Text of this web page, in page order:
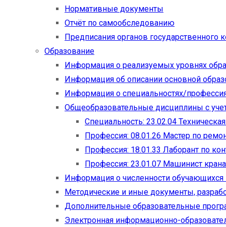
Нормативные документы
Отчёт по самообследованию
Предписания органов государственного
Образование
Информация о реализуемых уровнях
Информация об описании основной
Информация о специальностях/
Общеобразовательные дисциплины с
Специальность: 23.02.04
Профессия: 08.01.26 Мастер по
Профессия: 18.01.33 Лаборант по
Профессия: 23.01.07 Машинист
Информация о численности
Методические и иные документы,
Дополнительные образовательные
Электронная информационно-